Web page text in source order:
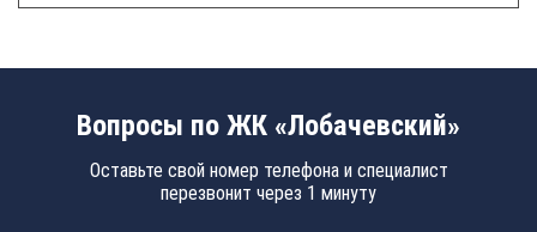
Вопросы по ЖК «Лобачевский»
Оставьте свой номер телефона и специалист
перезвонит через 1 минуту